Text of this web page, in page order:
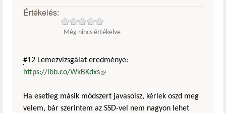
Értékelés:
Még nincs értékelve
#12 Lemezvizsgálat eredménye:
https://ibb.co/WkBKdxs(külső hivatkozás)
Ha esetleg másik módszert javasolsz, kérlek oszd meg
velem, bár szerintem az SSD-vel nem nagyon lehet